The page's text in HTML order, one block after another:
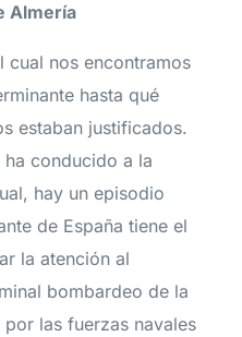
Almería
cual nos encontramos
hasta qué
estaban justificados.
conducido a la
hay un episodio
de España tiene el
la atención al
bombardeo de la
las fuerzas navales